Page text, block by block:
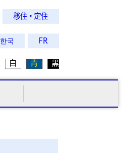
移住・定住
한국 FR
白 青 黒